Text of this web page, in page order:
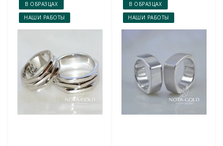
В ОБРАЗЦАХ
НАШИ РАБОТЫ
В ОБРАЗЦАХ
НАШИ РАБОТЫ